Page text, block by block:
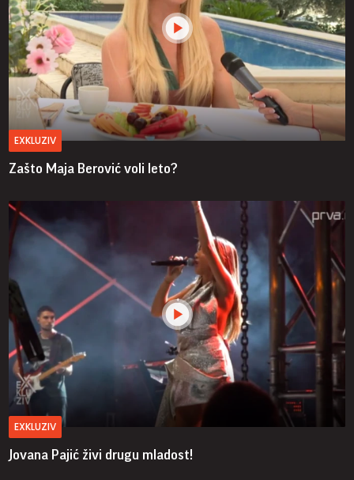
EXKLUZIV
Zašto Maja Berović voli leto?
EXKLUZIV
Jovana Pajić živi drugu mladost!